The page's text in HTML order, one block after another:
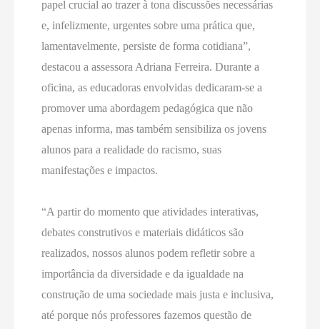
papel crucial ao trazer à tona discussões necessárias
e, infelizmente, urgentes sobre uma prática que,
lamentavelmente, persiste de forma cotidiana”,
destacou a assessora Adriana Ferreira. Durante a
oficina, as educadoras envolvidas dedicaram-se a
promover uma abordagem pedagógica que não
apenas informa, mas também sensibiliza os jovens
alunos para a realidade do racismo, suas
manifestações e impactos.
“A partir do momento que atividades interativas,
debates construtivos e materiais didáticos são
realizados, nossos alunos podem refletir sobre a
importância da diversidade e da igualdade na
construção de uma sociedade mais justa e inclusiva,
até porque nós professores fazemos questão de